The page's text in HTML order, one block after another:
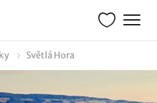
Světlá Hora